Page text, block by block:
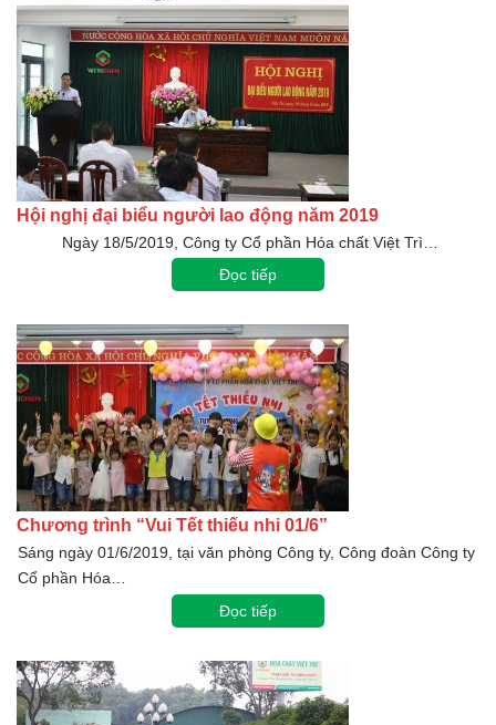
Hội nghị đại biểu người lao động năm 2019
Ngày 18/5/2019, Công ty Cổ phần Hóa chất Việt Trì…
Đọc tiếp
Chương trình “Vui Tết thiếu nhi 01/6”
Sáng ngày 01/6/2019, tại văn phòng Công ty, Công đoàn Công ty
Cổ phần Hóa…
Đọc tiếp